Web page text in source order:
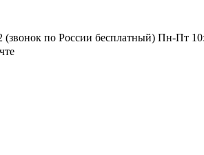
(звонок по России бесплатный) Пн-Пт